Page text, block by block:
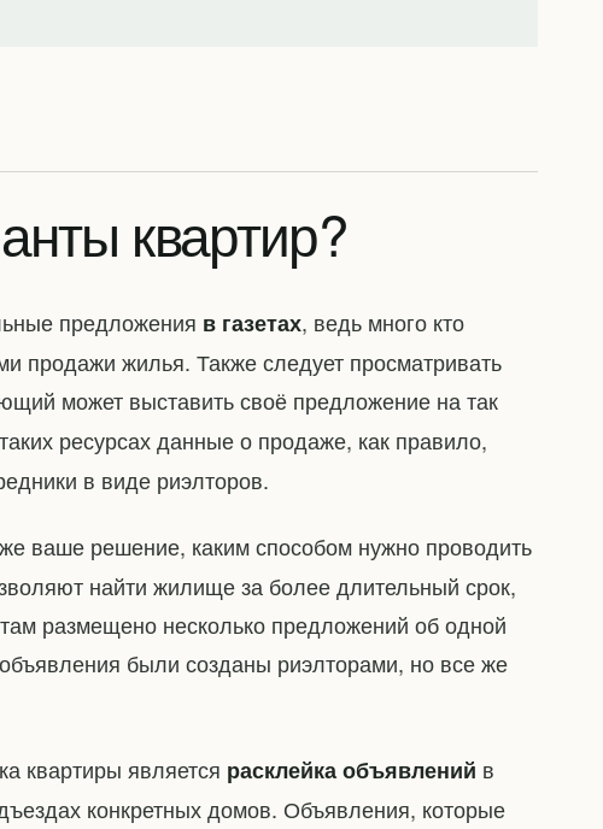
квартир?
предложения в газетах, ведь много кто
продажи жилья. Также следует просматривать
может выставить своё предложение на так
ресурсах данные о продаже, как правило,
в виде риэлторов.
ваше решение, каким способом нужно проводить
найти жилище за более длительный срок,
размещено несколько предложений об одной
были созданы риэлторами, но все же
квартиры является расклейка объявлений в
конкретных домов. Объявления, которые